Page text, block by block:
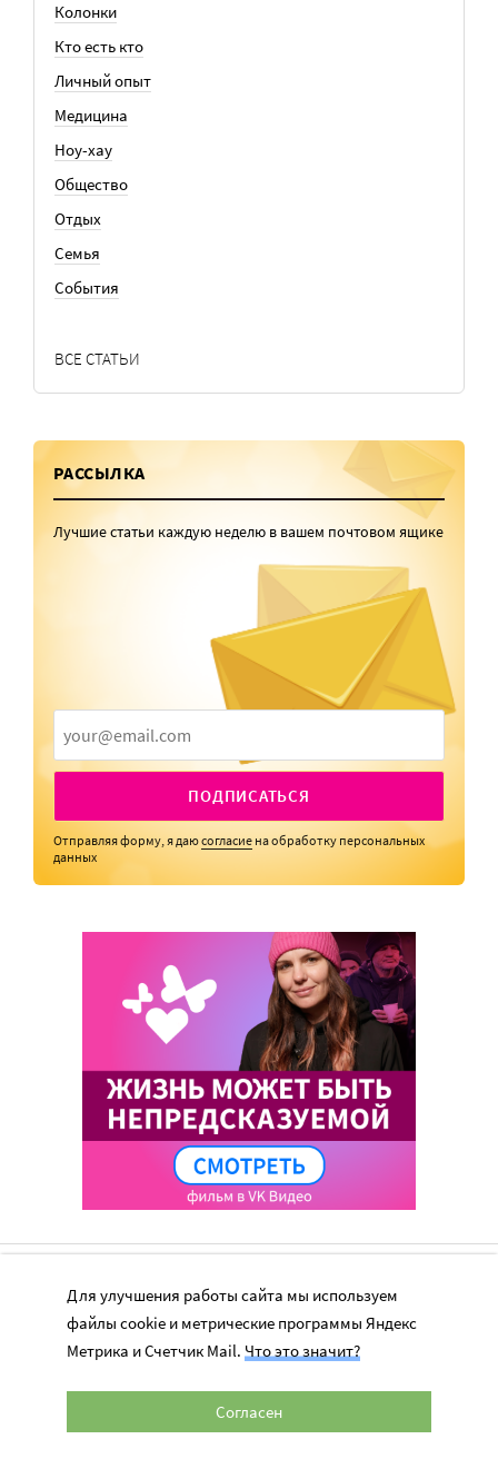
Колонки
Кто есть кто
Личный опыт
Медицина
Ноу-хау
Общество
Отдых
Семья
События
ВСЕ СТАТЬИ
РАССЫЛКА
Лучшие статьи каждую неделю в вашем почтовом ящике
ПОДПИСАТЬСЯ
Отправляя форму, я даюсогласие на обработку персональных
данных
Перепечатка материалов сайта в интернете возможна только при
miloserdie.ru
Для улучшения работы сайта мы используем
файлы cookie и метрические программы Яндекс
Метрика и Счетчик Mail. Что это значит?
Согласен